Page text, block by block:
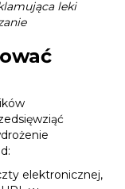
leki
elektronicznej,